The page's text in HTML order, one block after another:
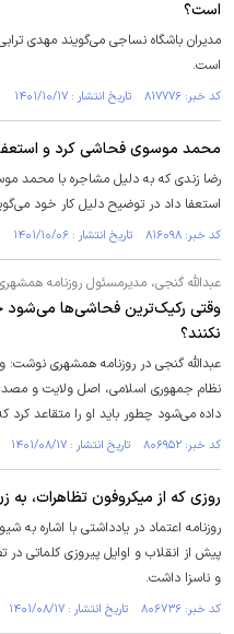
است؟
مدیران باشگاه نساجی می‌گویند مهدی
است.
کد خبر: ۸۱۷۷۷۶ تاریخ انتشار : ۱۴۰۱/۱۰/۱۷
محمد موسوی فحاشی کرد و
رضا زندی که به دلیل مشاجره با محمد
استعفا داد در توضیح دلیل کار خود
کد خبر: ۸۱۶۰۹۸ تاریخ انتشار : ۱۴۰۱/۱۰/۰۶
عبدالله گنجی، مدیرمسئول روزنامه
وقتی رکیک‌ترین فحاشی‌ها می‌شود
نکنند؟
عبدالله گنجی در روزنامه همشهری
نظام جمهوری اسلامی، اصل ولایت و
داده می‌شود چطور باید او را متقاعد کرد
کد خبر: ۸۰۶۹۵۲ تاریخ انتشار : ۱۴۰۱/۰۸/۱۷
روزی که از میکروفون تظاهرات،
روزنامه اعتماد در یادداشتی با اشاره
پیش از انقلاب و اوایل پیروزی کلماتی
و ناسزا داشت.
کد خبر: ۸۰۶۷۳۶ تاریخ انتشار : ۱۴۰۱/۰۸/۱۷